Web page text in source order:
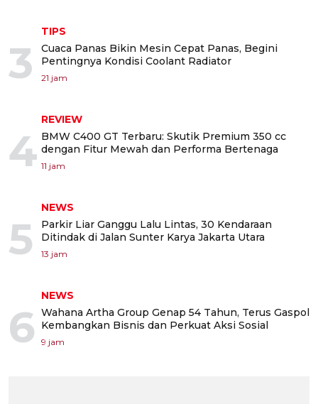
3
TIPS
Cuaca Panas Bikin Mesin Cepat Panas, Begini
Pentingnya Kondisi Coolant Radiator
21 jam
4
REVIEW
BMW C400 GT Terbaru: Skutik Premium 350 cc
dengan Fitur Mewah dan Performa Bertenaga
11 jam
5
NEWS
Parkir Liar Ganggu Lalu Lintas, 30 Kendaraan
Ditindak di Jalan Sunter Karya Jakarta Utara
13 jam
6
NEWS
Wahana Artha Group Genap 54 Tahun, Terus Gaspol
Kembangkan Bisnis dan Perkuat Aksi Sosial
9 jam